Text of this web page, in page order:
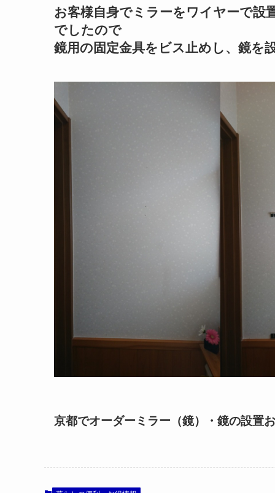
お客様自身でミラーをワイヤーで
でしたので
鏡用の固定金具をビス止めし、鏡を
京都でオーダーミラー（鏡）・鏡の設置